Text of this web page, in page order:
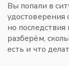
Вы попали в
удостоверения
но
разберём,
есть и что